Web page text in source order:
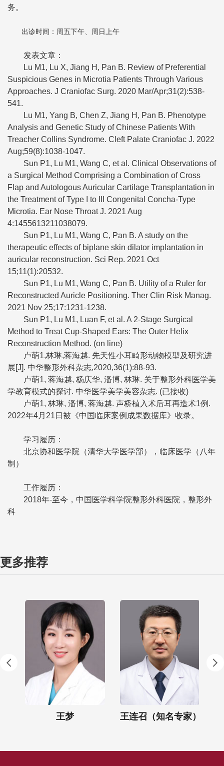
务。
出诊时间：周五下午、周日上午
发表文章：
Lu M1, Lu X, Jiang H, Pan B. Review of Preferential
Suspicious Genes in Microtia Patients Through Various
Approaches. J Craniofac Surg. 2020 Mar/Apr;31(2):538-
541.
Lu M1, Yang B, Chen Z, Jiang H, Pan B. Phenotype
Analysis and Genetic Study of Chinese Patients With
Treacher Collins Syndrome. Cleft Palate Craniofac J. 2022
Aug;59(8):1038-1047.
Sun P1, Lu M1, Wang C, et al. Clinical Observations of
a Surgical Method Comprising a Combination of Cross
Flap and Autologous Auricular Cartilage Transplantation in
the Treatment of Type I to III Congenital Concha-Type
Microtia. Ear Nose Throat J. 2021 Aug
4:1455613211038079.
Sun P1, Lu M1, Wang C, Pan B. A study on the
therapeutic effects of biplane skin dilator implantation in
auricular reconstruction. Sci Rep. 2021 Oct
15;11(1):20532.
Sun P1, Lu M1, Wang C, Pan B. Utility of a Ruler for
Reconstructed Auricle Positioning. Ther Clin Risk Manag.
2021 Nov 25;17:1231-1238.
Sun P1, Lu M1, Luan F, et al. A 2-Stage Surgical
Method to Treat Cup-Shaped Ears: The Outer Helix
Reconstruction Method. (on line)
卢萌1,林琳,蒋海越. 先天性小耳畸形动物模型及研究进
展[J]. 中华整形外科杂志,2020,36(1):88-93.
卢萌1, 蒋海越, 杨庆华, 潘博, 林琳. 关于整形外科医学美
学教育模式的探讨. 中华医学美学美容杂志. (已接收)
卢萌1, 林琳, 潘博, 蒋海越. 声桥植入术后耳再造术1例.
2022年4月21日被《中国临床案例成果数据库》收录。
学习履历：
北京协和医学院（清华大学医学部），临床医学（八年
制）
工作履历：
2018年-至今，中国医学科学院整形外科医院，整形外
科
更多推荐
王梦 王连召（知名专家）